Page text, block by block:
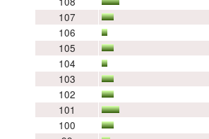
107
106
105
104
103
102
101
100